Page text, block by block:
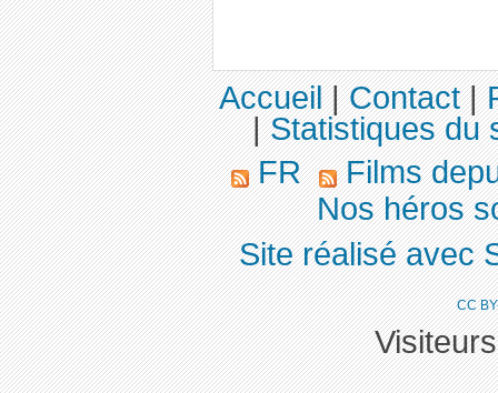
Accueil|Contact|
|Statistiques du
FR
Films
Nos héros
Site réalisé avec
CC